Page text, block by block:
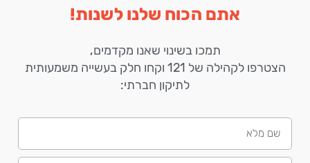
אתם הכוח שלנו לשנות!
תמכו בשינוי שאנו מקדמים,
הצטרפו לקהילה של 121 וקחו חלק בעשייה משמעותית
לתיקון חברתי: